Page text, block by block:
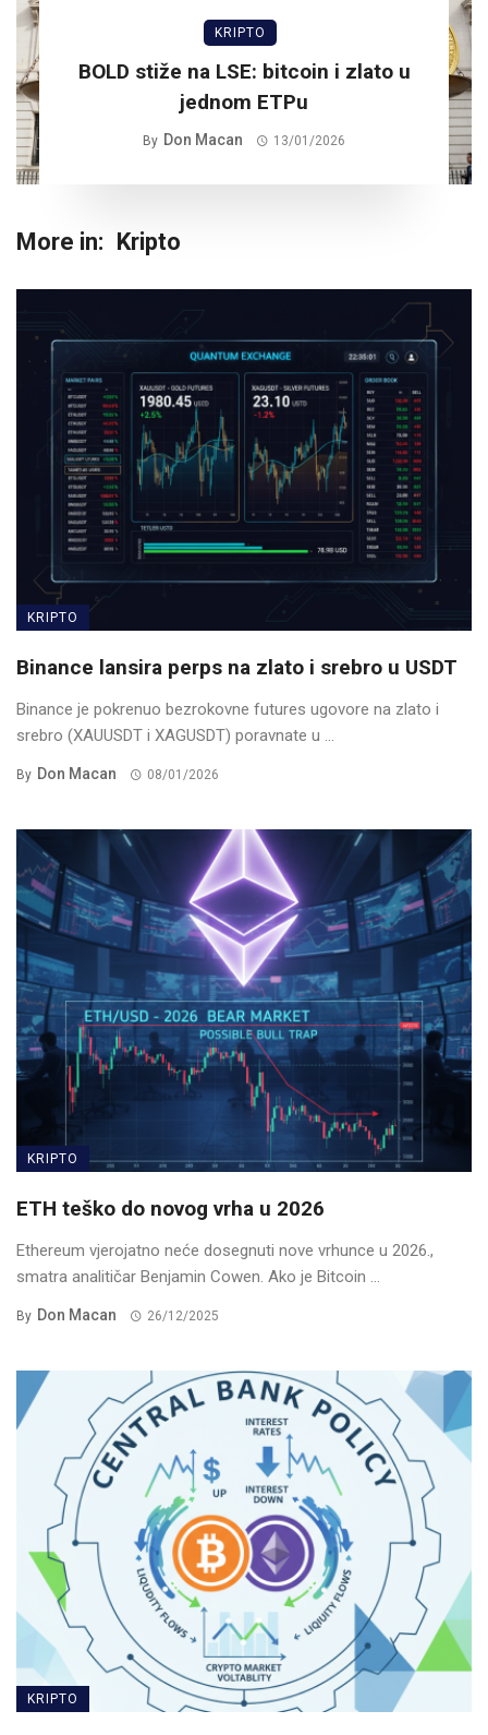
KRIPTO
BOLD stiže na LSE: bitcoin i zlato u
jednom ETPu
By Don Macan 13/01/2026
More in: Kripto
KRIPTO
Binance lansira perps na zlato i srebro u USDT
Binance je pokrenuo bezrokovne futures ugovore na zlato i
srebro (XAUUSDT i XAGUSDT) poravnate u ...
By Don Macan 08/01/2026
KRIPTO
ETH teško do novog vrha u 2026
Ethereum vjerojatno neće dosegnuti nove vrhunce u 2026.,
smatra analitičar Benjamin Cowen. Ako je Bitcoin ...
By Don Macan 26/12/2025
KRIPTO